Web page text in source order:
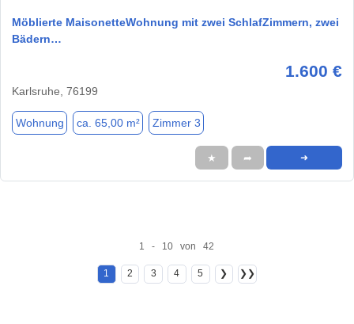
Möblierte MaisonetteWohnung mit zwei SchlafZimmern, zwei
Bädern…
1.600 €
Karlsruhe, 76199
Wohnung ca. 65,00 m² Zimmer 3
★ ➦ ➜
1 - 10 von 42
1 2 3 4 5 ❯ ❯❯